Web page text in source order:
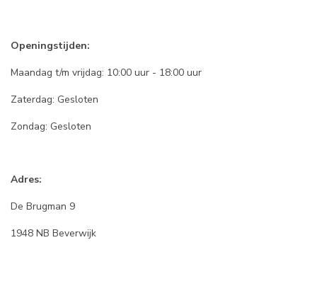
Openingstijden:
Maandag t/m vrijdag: 10:00 uur - 18:00 uur
Zaterdag: Gesloten
Zondag: Gesloten
Adres:
De Brugman 9
1948 NB Beverwijk